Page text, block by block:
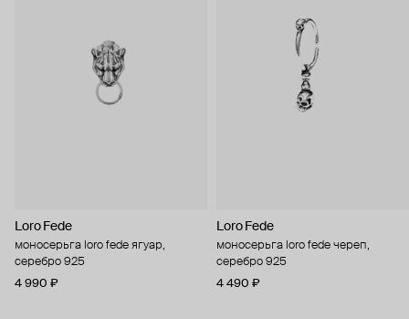
Loro Fede
моносерьга loro fede ягуар,
серебро 925
4 990 ₽
Loro Fede
моносерьга loro fede череп,
серебро 925
4 490 ₽